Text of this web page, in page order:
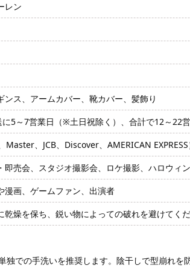
レン
ンス、アームカバー、靴カバー、髪飾り
5～7営業日（※土日祝除く）、合計で12～22
Master、JCB、Discover、AMERICAN
即売会、スタジオ撮影会、ロケ撮影、ハロウ
漫画、ゲームファン、出演者
燥を保ち、鋭い物によっての破れを避けてくだ
での手洗いを推奨します。陰干しで型崩れを